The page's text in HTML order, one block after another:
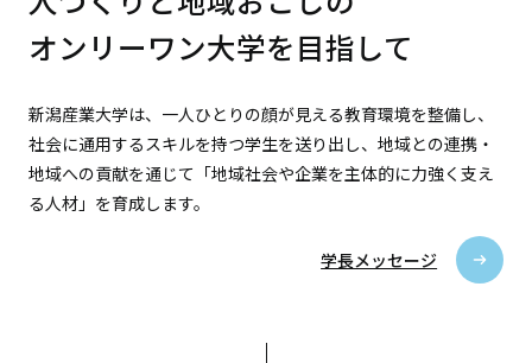
オンリーワン大学を目指して
新潟産業大学は、一人ひとりの顔が見える教育環境を整備し、
社会に通用するスキルを持つ学生を送り出し、地域との連携・
地域への貢献を通じて「地域社会や企業を主体的に力強く支え
る人材」を育成します。
学長メッセージ